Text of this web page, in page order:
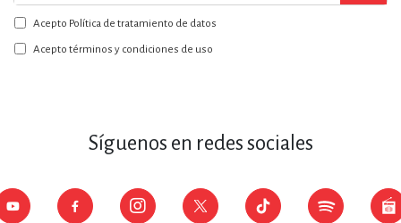
a
nuestro
boletín:
Acepto Política de tratamiento de datos
Acepto términos y condiciones de uso
Síguenos en redes sociales